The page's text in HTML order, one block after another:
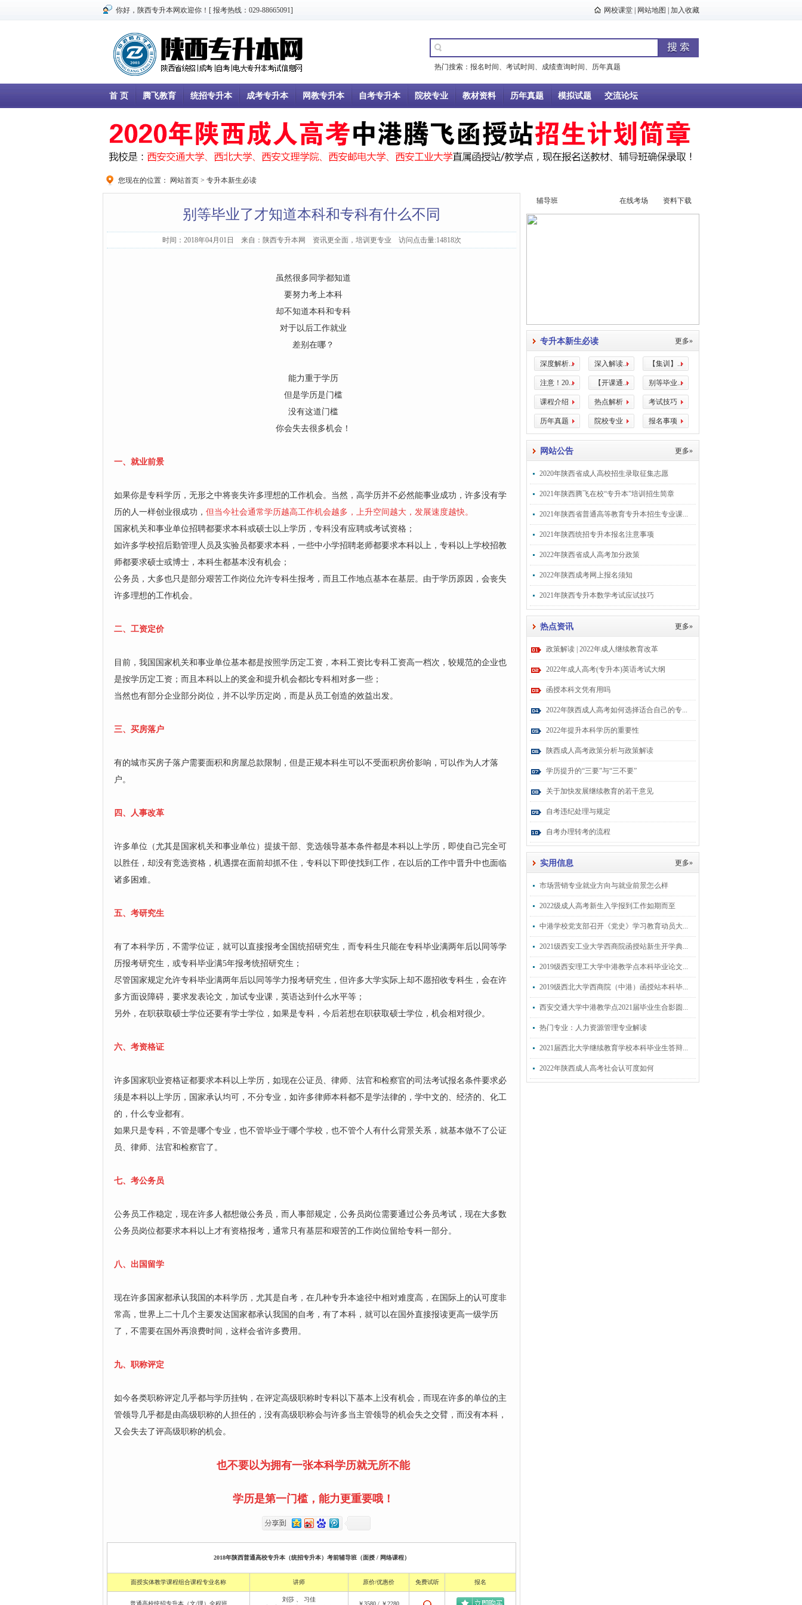
你好，陕西专升本网欢迎你！[ 报考热线：029-88665091] 网校课堂 网站地图 加入收藏
热门搜索： 报名时间 、 考试时间 、 成绩查询时间 、 历年真题
首 页 腾飞教育 统招专升本 成考专升本 网教专升本 自考专升本 院校专业 教材资料 历年真题 模拟试题 交流论坛
您现在的位置： 网站首页 > 专升本新生必读
别等毕业了才知道本科和专科有什么不同
时间：2018年04月01日 来自：陕西专升本网 资讯更全面，培训更专业 访问点击量:14818次
虽然很多同学都知道
要努力考上本科
却不知道本科和专科
对于以后工作就业
差别在哪？
能力重于学历
但是学历是门槛
没有这道门槛
你会失去很多机会！
一、就业前景
如果你是专科学历，无形之中将丧失许多理想的工作机会。当然，高学历并不必然能事业成功，许多没有学
历的人一样创业很成功， 但当今社会通常学历越高工作机会越多，上升空间越大，发展速度越快。
国家机关和事业单位招聘都要求本科或硕士以上学历，专科没有应聘或考试资格；
如许多学校招后勤管理人员及实验员都要求本科，一些中小学招聘老师都要求本科以上，专科以上学校招教
师都要求硕士或博士，本科生都基本没有机会；
公务员，大多也只是部分艰苦工作岗位允许专科生报考，而且工作地点基本在基层。由于学历原因，会丧失
许多理想的工作机会。
二、工资定价
目前，我国国家机关和事业单位基本都是按照学历定工资，本科工资比专科工资高一档次，较规范的企业也
是按学历定工资；而且本科以上的奖金和提升机会都比专科相对多一些；
当然也有部分企业部分岗位，并不以学历定岗，而是从员工创造的效益出发。
三、买房落户
有的城市买房子落户需要面积和房屋总款限制，但是正规本科生可以不受面积房价影响，可以作为人才落
户。
四、人事改革
许多单位（尤其是国家机关和事业单位）提拔干部、竞选领导基本条件都是本科以上学历，即使自己完全可
以胜任，却没有竞选资格，机遇摆在面前却抓不住，专科以下即使找到工作，在以后的工作中晋升中也面临
诸多困难。
五、考研究生
有了本科学历，不需学位证，就可以直接报考全国统招研究生，而专科生只能在专科毕业满两年后以同等学
历报考研究生，或专科毕业满5年报考统招研究生；
尽管国家规定允许专科毕业满两年后以同等学力报考研究生，但许多大学实际上却不愿招收专科生，会在许
多方面设障碍，要求发表论文，加试专业课，英语达到什么水平等；
另外，在职获取硕士学位还要有学士学位，如果是专科，今后若想在职获取硕士学位，机会相对很少。
六、考资格证
许多国家职业资格证都要求本科以上学历，如现在公证员、律师、法官和检察官的司法考试报名条件要求必
须是本科以上学历，国家承认均可，不分专业，如许多律师本科都不是学法律的，学中文的、经济的、化工
的，什么专业都有。
如果只是专科，不管是哪个专业，也不管毕业于哪个学校，也不管个人有什么背景关系，就基本做不了公证
员、律师、法官和检察官了。
七、考公务员
公务员工作稳定，现在许多人都想做公务员，而人事部规定，公务员岗位需要通过公务员考试，现在大多数
公务员岗位都要求本科以上才有资格报考，通常只有基层和艰苦的工作岗位留给专科一部分。
八、出国留学
现在许多国家都承认我国的本科学历，尤其是自考，在几种专升本途径中相对难度高，在国际上的认可度非
常高，世界上二十几个主要发达国家都承认我国的自考，有了本科，就可以在国外直接报读更高一级学历
了，不需要在国外再浪费时间，这样会省许多费用。
九、职称评定
如今各类职称评定几乎都与学历挂钩，在评定高级职称时专科以下基本上没有机会，而现在许多的单位的主
管领导几乎都是由高级职称的人担任的，没有高级职称会与许多当主管领导的机会失之交臂，而没有本科，
又会失去了评高级职称的机会。
也不要以为拥有一张本科学历就无所不能
学历是第一门槛，能力更重要哦！
2018年陕西普通高校专升本（统招专升本）考前辅导班（面授 / 网络课程）
面授实体教学课程组合课程专业名称 讲师 原价/优惠价 免费试听 报名
普通高校统招专升本（文/理）全程班
刘莎
习佳
￥3580 / ￥2280
辅导班 在线考场 资料下载
专升本新生必读 更多»
深度解析... 深入解读... 【集训】...
注意！20... 【开课通... 别等毕业...
课程介绍 热点解析 考试技巧
历年真题 院校专业 报名事项
网站公告 更多»
2020年陕西省成人高校招生录取征集志愿
2021年陕西腾飞在校“专升本”培训招生简章
2021年陕西省普通高等教育专升本招生专业课...
2021年陕西统招专升本报名注意事项
2022年陕西省成人高考加分政策
2022年陕西成考网上报名须知
2021年陕西专升本数学考试应试技巧
热点资讯 更多»
政策解读 | 2022年成人继续教育改革
2022年成人高考(专升本)英语考试大纲
函授本科文凭有用吗
2022年陕西成人高考如何选择适合自己的专...
2022年提升本科学历的重要性
陕西成人高考政策分析与政策解读
学历提升的“三要”与“三不要”
关于加快发展继续教育的若干意见
自考违纪处理与规定
自考办理转考的流程
实用信息 更多»
市场营销专业就业方向与就业前景怎么样
2022级成人高考新生入学报到工作如期而至
中港学校党支部召开《党史》学习教育动员大...
2021级西安工业大学西商院函授站新生开学典...
2019级西安理工大学中港教学点本科毕业论文...
2019级西北大学西商院（中港）函授站本科毕...
西安交通大学中港教学点2021届毕业生合影圆...
热门专业：人力资源管理专业解读
2021届西北大学继续教育学校本科毕业生答辩...
2022年陕西成人高考社会认可度如何